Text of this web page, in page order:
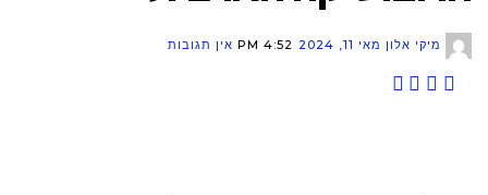
מיקי אלון מאי 11, 2024 4:52 PM אין תגובות